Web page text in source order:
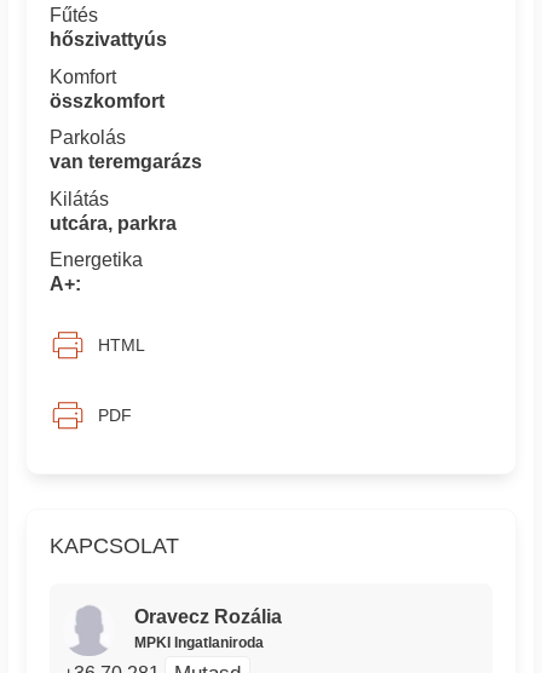
KAPCSOLAT
Oravecz Rozália
MPKI Ingatlaniroda
Fűtés
hőszivattyús
Komfort
összkomfort
Parkolás
van teremgarázs
Kilátás
utcára, parkra
Energetika
A+:
HTML
PDF